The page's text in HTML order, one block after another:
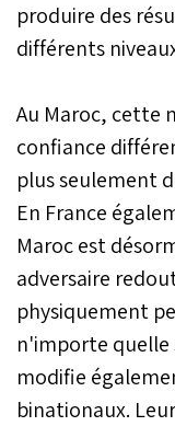
produire des
différents
Au Maroc, cette
confiance
plus seulement
En France
Maroc est
adversaire
physiquement
n'importe quelle
modifie
binationaux.